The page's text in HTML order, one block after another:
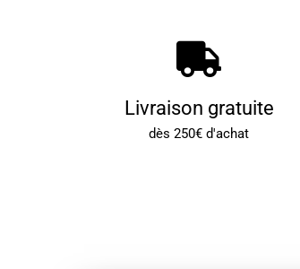
Livraison gratuite
dès 250€ d'achat